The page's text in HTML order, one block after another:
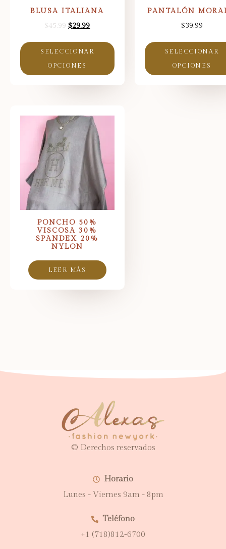
BLUSA ITALIANA
$45.99 $29.99
SELECCIONAR
OPCIONES
PANTALÓN
$39.99
SELECCIONAR
OPCIONES
PONCHO 50%
VISCOSA 30%
SPANDEX 20%
NYLON
LEER MÁS
© Derechos reservados
Horario
Lunes - Viernes 9am - 8pm
Teléfono
+1 (718)812-6700